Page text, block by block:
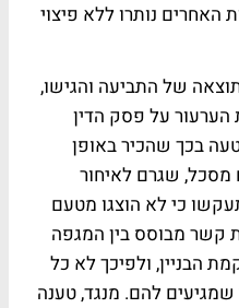
האחרים נותרו ללא פיצוי
של התביעה והגישו,
על פסק הדין
בכך שהכיר באופן
מסכל, שגרם לאיחור
כי לא הוצגו מטעם
קשר מבוסס בין המגפה
הבניין, ולפיכך לא כל
להם. מנגד, טענה